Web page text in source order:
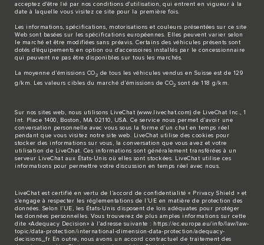
acceptez d'être lié par nos conditions d'utilisation, qui entrent en vigueur à la
date à laquelle vous visitez ce site pour la première fois.
Les informations, spécifications, motorisations et couleurs présentées sur ce site
Web sont basées sur les spécifications européennes. Elles peuvent varier selon
le marché et être modifiées sans préavis. Certains des véhicules présents sont
dotés d'équipements en option ou d'accessoires installés par le concessionnaire
qui peuvent ne pas être disponibles sur tous les marchés.
La moyenne d’émissions CO2 de tous les véhicules vendus en Suisse est de 129
g/km. Les valeurs cibles du marché d’émissions de CO2 sont de 118 g/km.
Sur nos sites web, nous utilisons LiveChat (www.livechat.com) de LiveChat Inc., 1
Int. Place 1400, Boston, MA 02110, USA. Ce service nous permet d’avoir une
conversation personnelle avec vous sous la forme d’un chat en temps réel
pendant que vous visitez notre site web. LiveChat utilise des cookies pour
stocker des informations sur vous, la conversation que vous avez et votre
utilisation de LiveChat. Ces informations sont généralement transférées à un
serveur LiveChat aux États-Unis où elles sont stockées. LiveChat utilise ces
informations pour permettre votre discussion en temps réel avec nous.
LiveChat est certifié en vertu de l’accord de confidentialité « Privacy Shield » et
s’engage à respecter les réglementations de l’UE en matière de protection des
données. Selon l’UE, les États-Unis disposent de lois adéquates pour protéger
les données personnelles. Vous trouverez de plus amples informations sur cette
dite «Adequacy Decision» à l’adresse suivante : https://ec.europa.eu/info/law/law-
topic/data-protection/international-dimension-data-protection/adequacy-
decisions_fr En outre, nous avons un accord contractuel de traitement des